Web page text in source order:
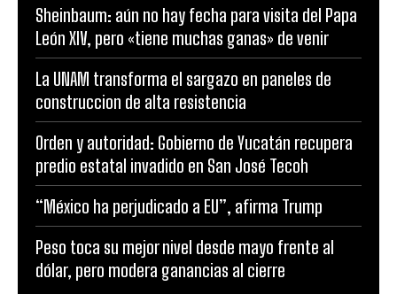
Sheinbaum: aún no hay fecha para visita del Papa
León XIV, pero «tiene muchas ganas» de venir
La UNAM transforma el sargazo en paneles de
construccion de alta resistencia
Orden y autoridad: Gobierno de Yucatán recupera
predio estatal invadido en San José Tecoh
“México ha perjudicado a EU”, afirma Trump
Peso toca su mejor nivel desde mayo frente al
dólar, pero modera ganancias al cierre